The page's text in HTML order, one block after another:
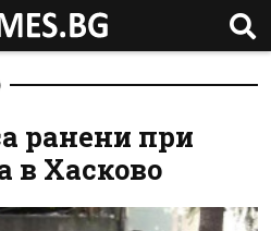
ранени при
в Хасково